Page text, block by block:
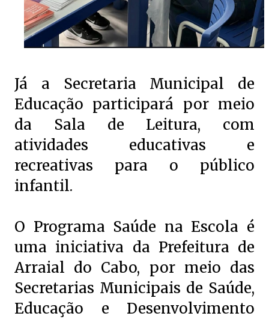
Já a Secretaria Municipal de
Educação participará por meio
da Sala de Leitura, com
atividades educativas e
recreativas para o público
infantil.
O Programa Saúde na Escola é
uma iniciativa da Prefeitura de
Arraial do Cabo, por meio das
Secretarias Municipais de Saúde,
Educação e Desenvolvimento